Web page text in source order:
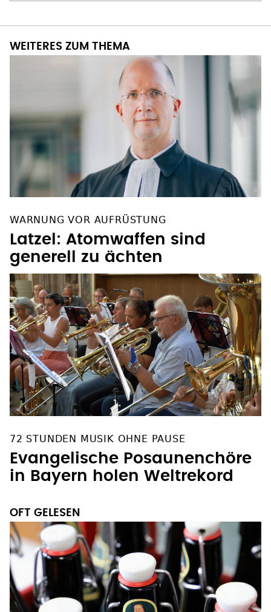
WEITERES ZUM THEMA
WARNUNG VOR AUFRÜSTUNG
Latzel: Atomwaffen sind
generell zu ächten
72 STUNDEN MUSIK OHNE PAUSE
Evangelische Posaunenchöre
in Bayern holen Weltrekord
OFT GELESEN